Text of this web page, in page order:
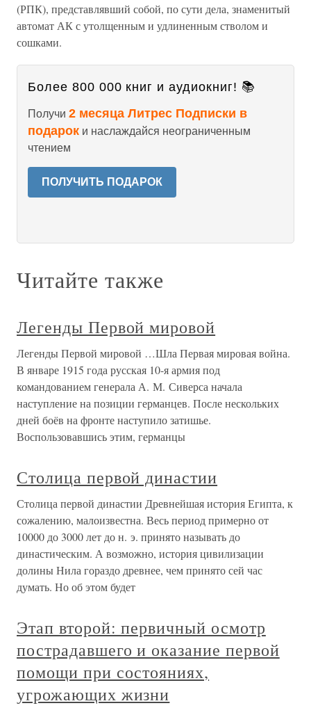
(РПК), представлявший собой, по сути дела, знаменитый
автомат АК с утолщенным и удлиненным стволом и
сошками.
Более 800 000 книг и аудиокниг! 📚
Получи 2 месяца Литрес Подписки в
подарок и наслаждайся неограниченным
чтением
ПОЛУЧИТЬ ПОДАРОК
Читайте также
Легенды Первой мировой
Легенды Первой мировой …Шла Первая мировая война.
В январе 1915 года русская 10-я армия под
командованием генерала А. М. Сиверса начала
наступление на позиции германцев. После нескольких
дней боёв на фронте наступило затишье.
Воспользовавшись этим, германцы
Столица первой династии
Столица первой династии Древнейшая история Египта, к
сожалению, малоизвестна. Весь период примерно от
10000 до 3000 лет до н. э. принято называть до
династическим. А возможно, история цивилизации
долины Нила гораздо древнее, чем принято сей час
думать. Но об этом будет
Этап второй: первичный осмотр
пострадавшего и оказание первой
помощи при состояниях,
угрожающих жизни